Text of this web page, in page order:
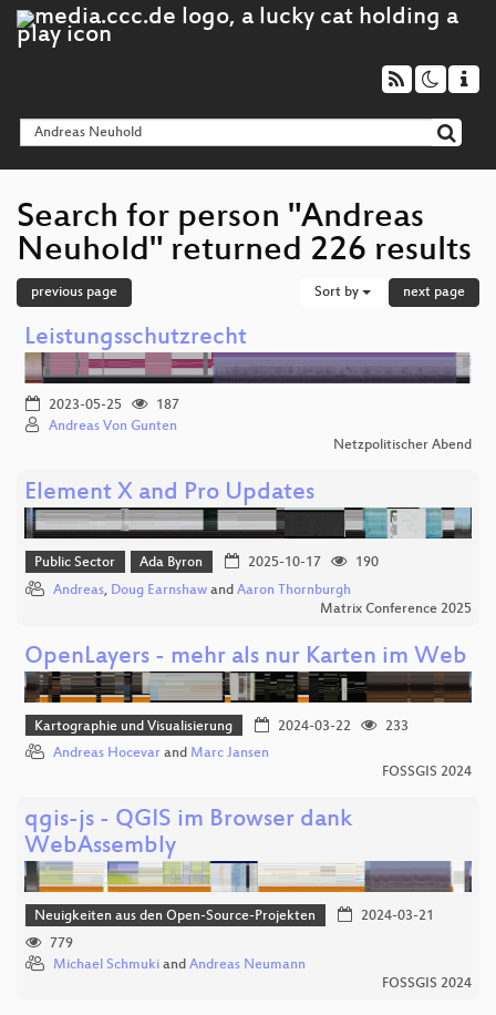
Search for person "Andreas
Neuhold" returned 226 results
previous page Sort by next page
Leistungsschutzrecht
2023-05-25
187
Andreas Von Gunten
Netzpolitischer Abend
Element X and Pro Updates
Public Sector Ada Byron 2025-10-17
190
Andreas, Doug Earnshaw and Aaron Thornburgh
Matrix Conference 2025
OpenLayers - mehr als nur Karten im Web
Kartographie und Visualisierung 2024-03-22
233
Andreas Hocevar and Marc Jansen
FOSSGIS 2024
qgis-js - QGIS im Browser dank
WebAssembly
Neuigkeiten aus den Open-Source-Projekten
2024-03-21
779
Michael Schmuki and Andreas Neumann
FOSSGIS 2024